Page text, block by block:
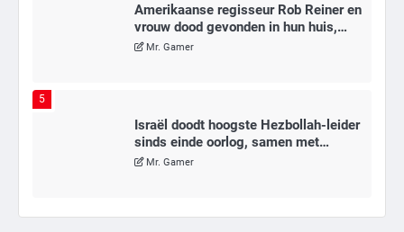
Amerikaanse regisseur Rob Reiner en
vrouw dood gevonden in hun huis,
eigen zoon hoofdverdachte
Mr. Gamer
5
Israël doodt hoogste Hezbollah-leider
sinds einde oorlog, samen met
meerdere omwonenden
Mr. Gamer
6